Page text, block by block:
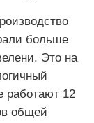
больше
Это на
работают 12
общей